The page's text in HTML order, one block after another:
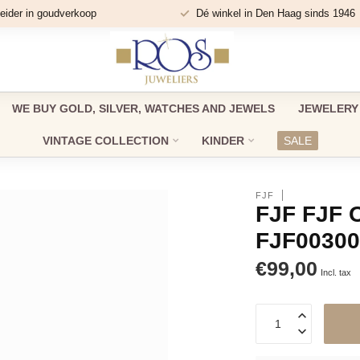
in goudverkoop Dé winkel in Den Haag sinds 1946
WE BUY GOLD, SILVER, WATCHES AND JEWELS JEWELERY
VINTAGE COLLECTION KINDER SALE
FJF
FJF FJF
€99,00 Incl. tax